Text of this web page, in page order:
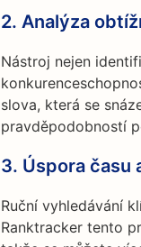
2. Analýza
Nástroj nejen
slova, která se
pravděpodobností
3. Úspora času
Ruční vyhledávání
Ranktracker tento